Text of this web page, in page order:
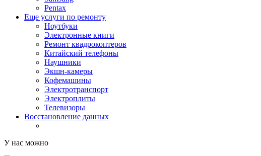
Pentax
Еще услуги по ремонту
Ноутбуки
Электронные книги
Ремонт квадрокоптеров
Китайский телефоны
Наушники
Экшн-камеры
Кофемашины
Электротранспорт
Электроплиты
Телевизоры
Восстановление данных
У нас можно